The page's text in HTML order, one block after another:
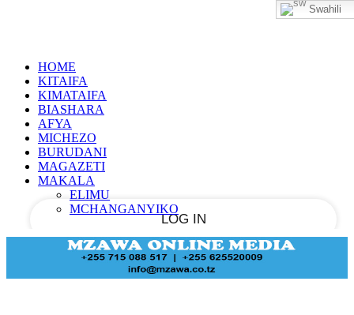
HOME
KITAIFA
KIMATAIFA
BIASHARA
AFYA
MICHEZO
BURUDANI
MAGAZETI
MAKALA
ELIMU
MCHANGANYIKO
your password
Forgot your password?
Swahili